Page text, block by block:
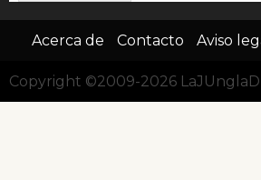
Acerca de Contacto Aviso
Copyright ©2009-2026